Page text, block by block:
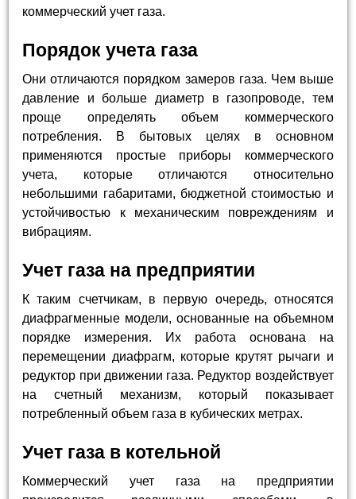
коммерческий учет газа.
Порядок учета газа
Они отличаются порядком замеров газа. Чем выше
давление и больше диаметр в газопроводе, тем
проще определять объем коммерческого
потребления. В бытовых целях в основном
применяются простые приборы коммерческого
учета, которые отличаются относительно
небольшими габаритами, бюджетной стоимостью и
устойчивостью к механическим повреждениям и
вибрациям.
Учет газа на предприятии
К таким счетчикам, в первую очередь, относятся
диафрагменные модели, основанные на объемном
порядке измерения. Их работа основана на
перемещении диафрагм, которые крутят рычаги и
редуктор при движении газа. Редуктор воздействует
на счетный механизм, который показывает
потребленный объем газа в кубических метрах.
Учет газа в котельной
Коммерческий учет газа на предприятии